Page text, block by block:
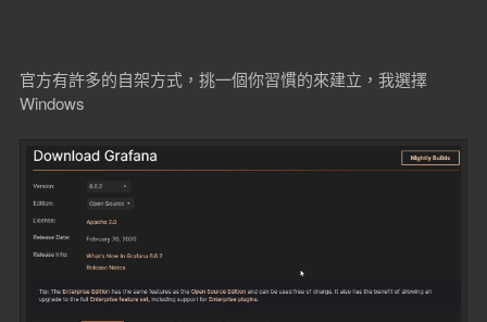
官方有許多的自架方式，挑一個你習慣的來建立，我選擇
Windows